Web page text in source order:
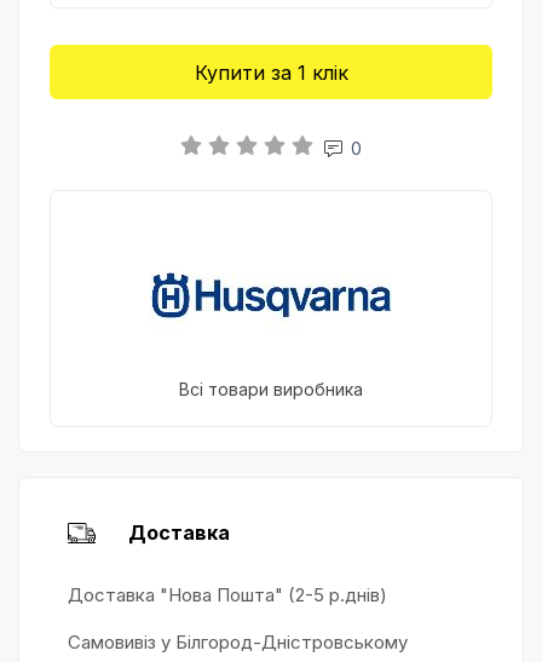
Купити за 1 клiк
0
Всі товари виробника
Доставка
Доставка "Нова Пошта" (2-5 р.днів)
Самовивіз у Білгород-Дністровському